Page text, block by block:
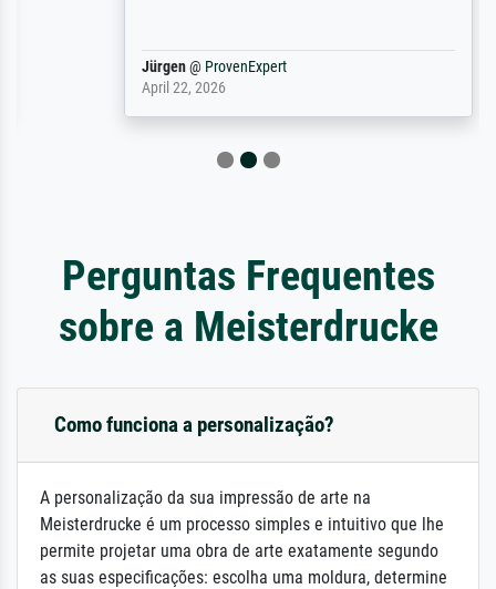
@ProvenExpert
April 22, 2026
Perguntas Frequentes
sobre a Meisterdrucke
Como funciona a personalização?
A personalização da sua impressão de arte na
Meisterdrucke é um processo simples e intuitivo que lhe
permite projetar uma obra de arte exatamente segundo
as suas especificações: escolha uma moldura, determine